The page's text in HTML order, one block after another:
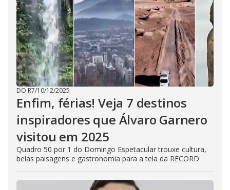
DO R7/10/12/2025
Enfim, férias! Veja 7 destinos
inspiradores que Álvaro Garnero
visitou em 2025
Quadro 50 por 1 do Domingo Espetacular trouxe cultura,
belas paisagens e gastronomia para a tela da RECORD